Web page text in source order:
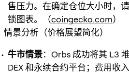
售压力。在确定仓位大小时，
锁图表。（coingecko.com）
情景分析（价格展望简化）
牛市情景：Orbs 成功将其 L3
DEX 和永续合约平台；费用收